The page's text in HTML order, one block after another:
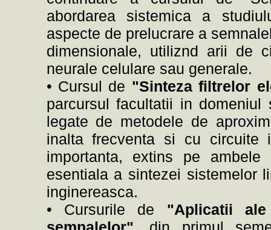
abordarea sistemica a
aspecte de prelucrare a
dimensionale, utiliznd arii de
neurale celulare sau generale.
• Cursul de "Sinteza filtrelor
parcursul facultatii in domeniul
legate de metodele de
inalta frecventa si cu
importanta, extins pe
esentiala a sintezei sistemelor
inginereasca.
• Cursurile de "Aplicatii